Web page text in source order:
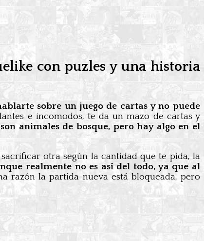
con puzles y una historia
sobre un juego de cartas y no puede
e incomodos, te da un mazo de cartas y
animales de bosque, pero hay algo en el
otra según la cantidad que te pida, la
realmente no es así del todo, ya que al
razón la partida nueva está bloqueada, pero